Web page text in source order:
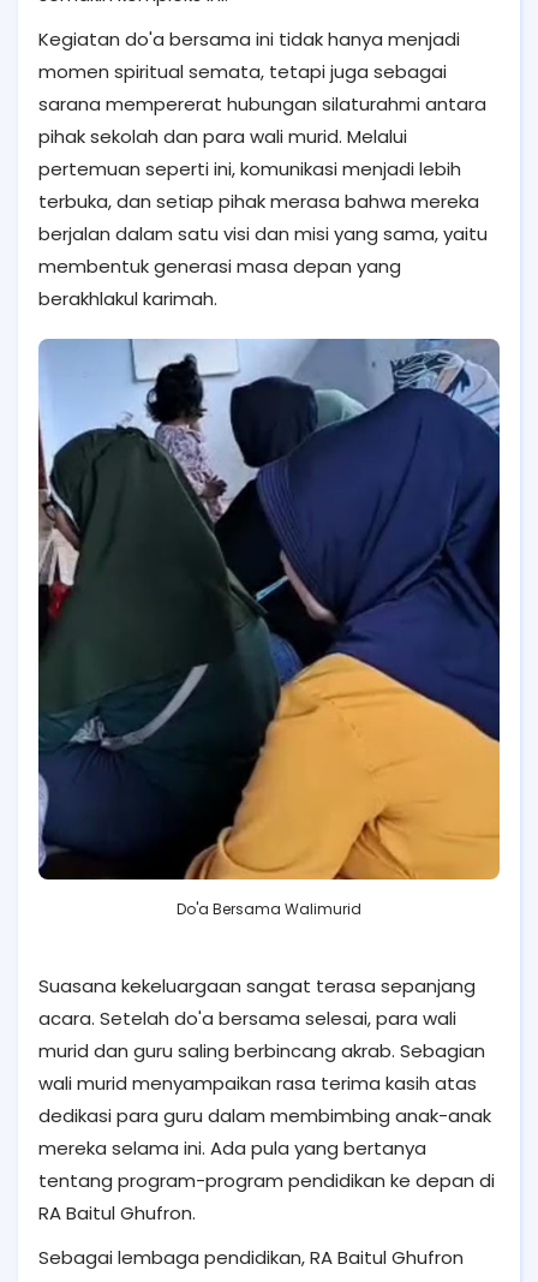
Kegiatan do'a bersama ini tidak hanya menjadi
momen spiritual semata, tetapi juga sebagai
sarana mempererat hubungan silaturahmi antara
pihak sekolah dan para wali murid. Melalui
pertemuan seperti ini, komunikasi menjadi lebih
terbuka, dan setiap pihak merasa bahwa mereka
berjalan dalam satu visi dan misi yang sama, yaitu
membentuk generasi masa depan yang
berakhlakul karimah.
Do'a Bersama Walimurid
Suasana kekeluargaan sangat terasa sepanjang
acara. Setelah do'a bersama selesai, para wali
murid dan guru saling berbincang akrab. Sebagian
wali murid menyampaikan rasa terima kasih atas
dedikasi para guru dalam membimbing anak-anak
mereka selama ini. Ada pula yang bertanya
tentang program-program pendidikan ke depan di
RA Baitul Ghufron.
Sebagai lembaga pendidikan, RA Baitul Ghufron